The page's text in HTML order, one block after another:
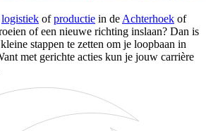
logistiek ofproductie in deAchterhoek of
of een nieuwe richting inslaan? Dan is
stappen te zetten om je loopbaan in
met gerichte acties kun je jouw carrière